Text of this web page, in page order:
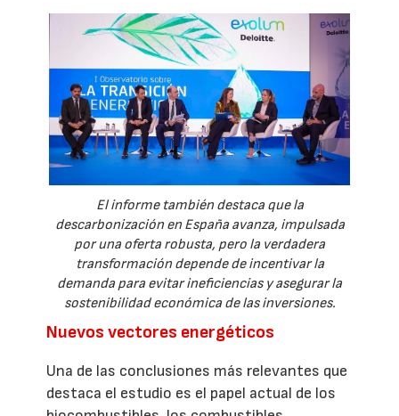
El informe también destaca que la
descarbonización en España avanza, impulsada
por una oferta robusta, pero la verdadera
transformación depende de incentivar la
demanda para evitar ineficiencias y asegurar la
sostenibilidad económica de las inversiones.
Nuevos vectores energéticos
Una de las conclusiones más relevantes que
destaca el estudio es el papel actual de los